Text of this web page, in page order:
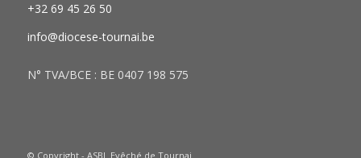
+32 69 45 26 50
info@diocese-tournai.be
N° TVA/BCE : BE 0407 198 575
© Copyright - ASBL Evêché de Tournai